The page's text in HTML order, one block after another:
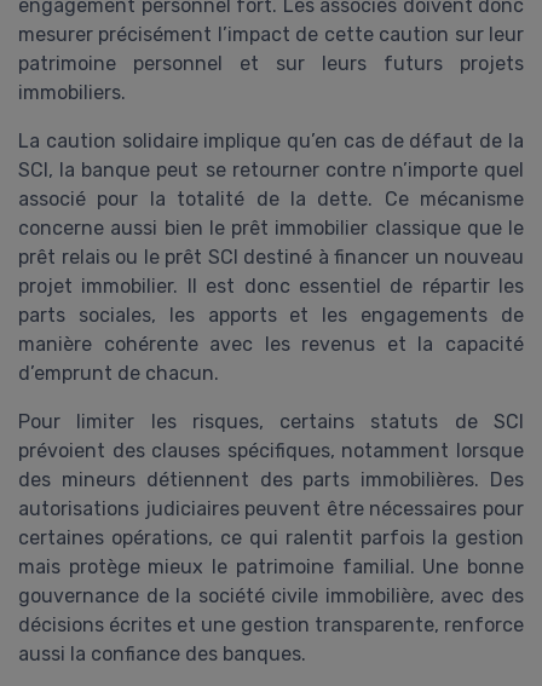
engagement personnel fort. Les associés doivent donc
mesurer précisément l’impact de cette caution sur leur
patrimoine personnel et sur leurs futurs projets
immobiliers.
La caution solidaire implique qu’en cas de défaut de la
SCI, la banque peut se retourner contre n’importe quel
associé pour la totalité de la dette. Ce mécanisme
concerne aussi bien le prêt immobilier classique que le
prêt relais ou le prêt SCI destiné à financer un nouveau
projet immobilier. Il est donc essentiel de répartir les
parts sociales, les apports et les engagements de
manière cohérente avec les revenus et la capacité
d’emprunt de chacun.
Pour limiter les risques, certains statuts de SCI
prévoient des clauses spécifiques, notamment lorsque
des mineurs détiennent des parts immobilières. Des
autorisations judiciaires peuvent être nécessaires pour
certaines opérations, ce qui ralentit parfois la gestion
mais protège mieux le patrimoine familial. Une bonne
gouvernance de la société civile immobilière, avec des
décisions écrites et une gestion transparente, renforce
aussi la confiance des banques.